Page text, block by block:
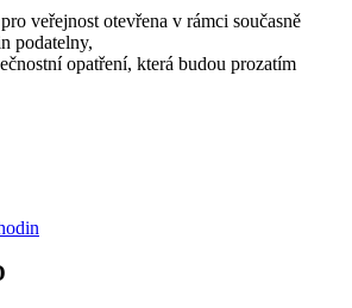
veřejnost otevřena v rámci současně
podatelny,
opatření, která budou prozatím